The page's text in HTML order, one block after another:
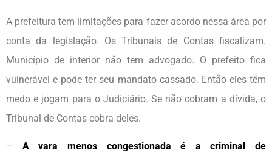
A prefeitura tem limitações para fazer acordo nessa área por
conta da legislação. Os Tribunais de Contas fiscalizam.
Município de interior não tem advogado. O prefeito fica
vulnerável e pode ter seu mandato cassado. Então eles têm
medo e jogam para o Judiciário. Se não cobram a dívida, o
Tribunal de Contas cobra deles.
– A vara menos congestionada é a criminal de